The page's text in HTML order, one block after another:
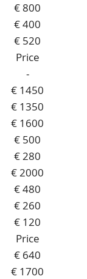
€ 800
€ 400
€ 520
Price
-
€ 1450
€ 1350
€ 1600
€ 500
€ 280
€ 2000
€ 480
€ 260
€ 120
Price
€ 640
€ 1700